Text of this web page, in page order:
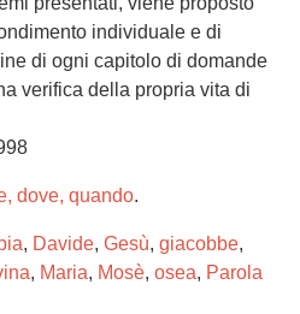
individuale e di
di ogni capitolo di domande
verifica della propria vita di
dove, quando.
, Davide, Gesù, giacobbe,
, Maria, Mosè, osea, Parola